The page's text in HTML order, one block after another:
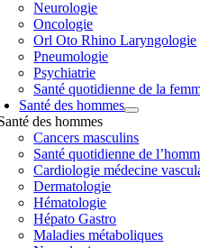
Neurologie
Oncologie
Orl Oto Rhino Laryngologie
Pneumologie
Psychiatrie
Santé quotidienne de la
Santé des hommes
des hommes
Cancers masculins
Santé quotidienne de
Cardiologie médecine
Dermatologie
Hématologie
Hépato Gastro
Maladies métaboliques